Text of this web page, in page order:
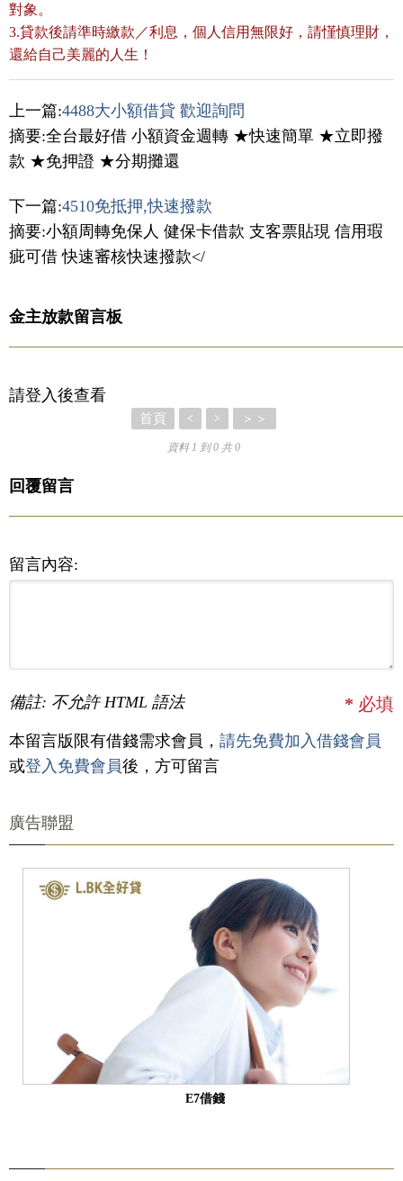
對象。
3.貸款後請準時繳款／利息，個人信用無限好，請慬慎理財，
還給自己美麗的人生！
上一篇:4488大小額借貸 歡迎詢問
摘要:全台最好借 小額資金週轉 ★快速簡單 ★立即撥
款 ★免押證 ★分期攤還
下一篇:4510免抵押,快速撥款
摘要:小額周轉免保人 健保卡借款 支客票貼現 信用瑕
疵可借 快速審核快速撥款</
金主放款留言板
請登入後查看
首頁 < > ＞＞
資料 1 到 0 共 0
回覆留言
留言內容:
備註: 不允許 HTML 語法 * 必填
本留言版限有借錢需求會員， 請先免費加入借錢會員
或登入免費會員後，方可留言
廣告聯盟
E7借錢